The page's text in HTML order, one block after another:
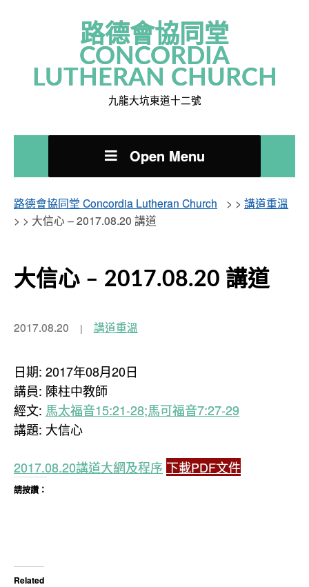
路德會協同堂
CONCORDIA
LUTHERAN CHURCH
九龍大坑東道十二號
Open Menu
路德會協同堂 Concordia Lutheran Church > > 講道重溫
> > 大信心 – 2017.08.20 講道
大信心 – 2017.08.20 講道
2017.08.20 講道重溫
日期: 2017年08月20日
講員: 陳柱中教師
經文: 馬太福音15:21-28;馬可福音7:27-29
講題: 大信心
2017.08.20講道大網及程序 下載PDF文件
請按讚：
Related